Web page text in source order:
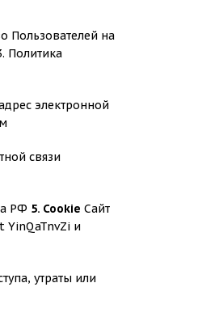
Пользователей на
Политика
электронной
связи
РФ 5. Cookie Сайт
YinQaTnvZi и
утраты или